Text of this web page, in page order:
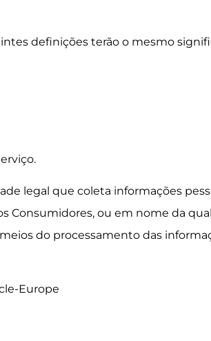
definições terão o mesmo
legal que coleta informações
Consumidores, ou em nome da
do processamento das
Europe